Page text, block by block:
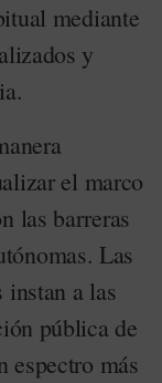
mediante
y
el marco
las barreras
Las
instan a las
pública de
espectro más